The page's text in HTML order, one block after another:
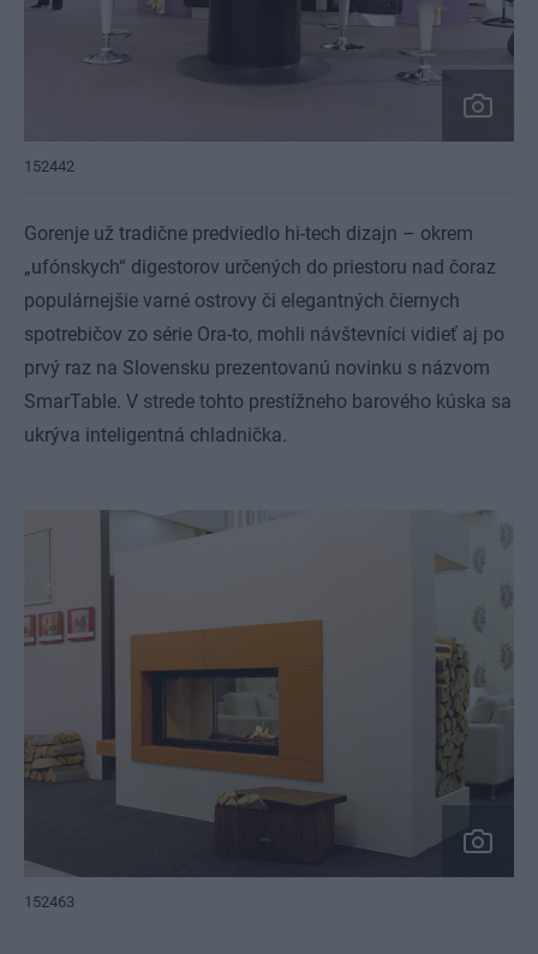
152442
Gorenje už tradične predviedlo hi-tech dizajn – okrem
„ufónskych“ digestorov určených do priestoru nad čoraz
populárnejšie varné ostrovy či elegantných čiernych
spotrebičov zo série Ora-to, mohli návštevníci vidieť aj po
prvý raz na Slovensku prezentovanú novinku s názvom
SmarTable. V strede tohto prestížneho barového kúska sa
ukrýva inteligentná chladnička.
152463